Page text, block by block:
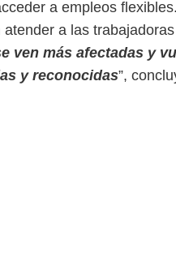
a empleos
a las
ven más afectadas y
y reconocidas”,